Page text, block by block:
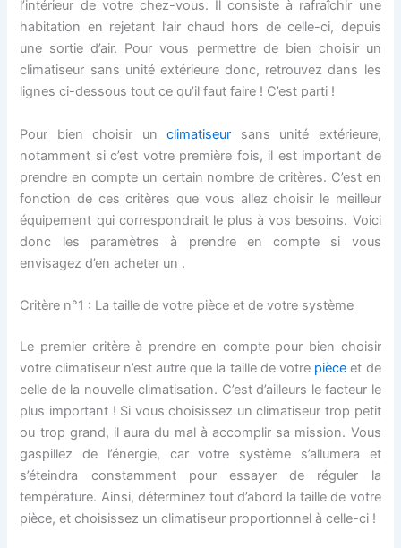
l’intérieur de votre chez-vous. Il consiste à rafraîchir une
habitation en rejetant l’air chaud hors de celle-ci, depuis
une sortie d’air. Pour vous permettre de bien choisir un
climatiseur sans unité extérieure donc, retrouvez dans les
lignes ci-dessous tout ce qu’il faut faire ! C’est parti !
Pour bien choisir unclimatiseur sans unité extérieure,
notamment si c’est votre première fois, il est important de
prendre en compte un certain nombre de critères. C’est en
fonction de ces critères que vous allez choisir le meilleur
équipement qui correspondrait le plus à vos besoins. Voici
donc les paramètres à prendre en compte si vous
envisagez d’en acheter un .
Critère n°1 : La taille de votre pièce et de votre système
Le premier critère à prendre en compte pour bien choisir
votre climatiseur n’est autre que la taille de votre pièce et de
celle de la nouvelle climatisation. C’est d’ailleurs le facteur le
plus important ! Si vous choisissez un climatiseur trop petit
ou trop grand, il aura du mal à accomplir sa mission. Vous
gaspillez de l’énergie, car votre système s’allumera et
s’éteindra constamment pour essayer de réguler la
température. Ainsi, déterminez tout d’abord la taille de votre
pièce, et choisissez un climatiseur proportionnel à celle-ci !